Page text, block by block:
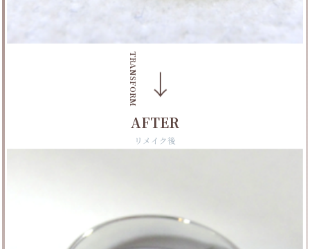
→
TRANSFORM
AFTER
リメイク後